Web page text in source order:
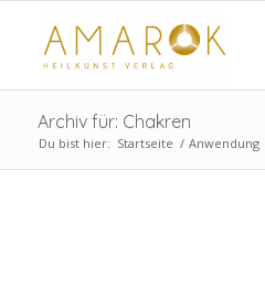
Archiv für: Chakren
Du bist hier: Startseite / Anwendung